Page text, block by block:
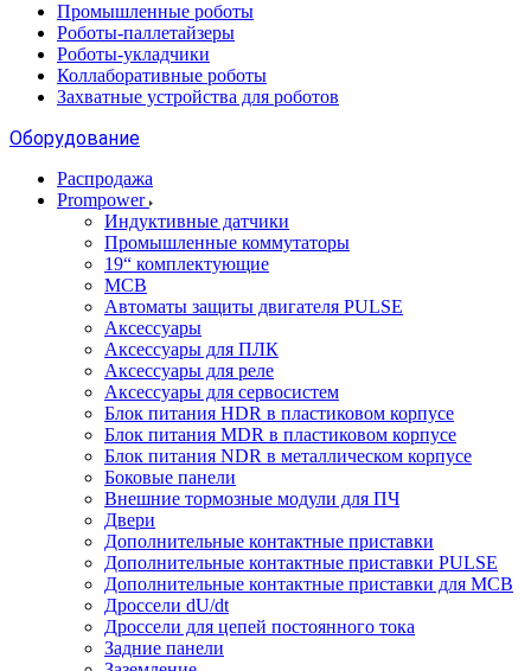
Промышленные роботы
Роботы-паллетайзеры
Роботы-укладчики
Коллаборативные роботы
Захватные устройства для роботов
Оборудование
Распродажа
Prompower
Индуктивные датчики
Промышленные коммутаторы
19“ комплектующие
MCB
Автоматы защиты двигателя PULSE
Аксессуары
Аксессуары для ПЛК
Аксессуары для реле
Аксессуары для сервосистем
Блок питания HDR в пластиковом корпусе
Блок питания MDR в пластиковом корпусе
Блок питания NDR в металлическом корпусе
Боковые панели
Внешние тормозные модули для ПЧ
Двери
Дополнительные контактные приставки
Дополнительные контактные приставки PULSE
Дополнительные контактные приставки для MCB
Дроссели dU/dt
Дроссели для цепей постоянного тока
Задние панели